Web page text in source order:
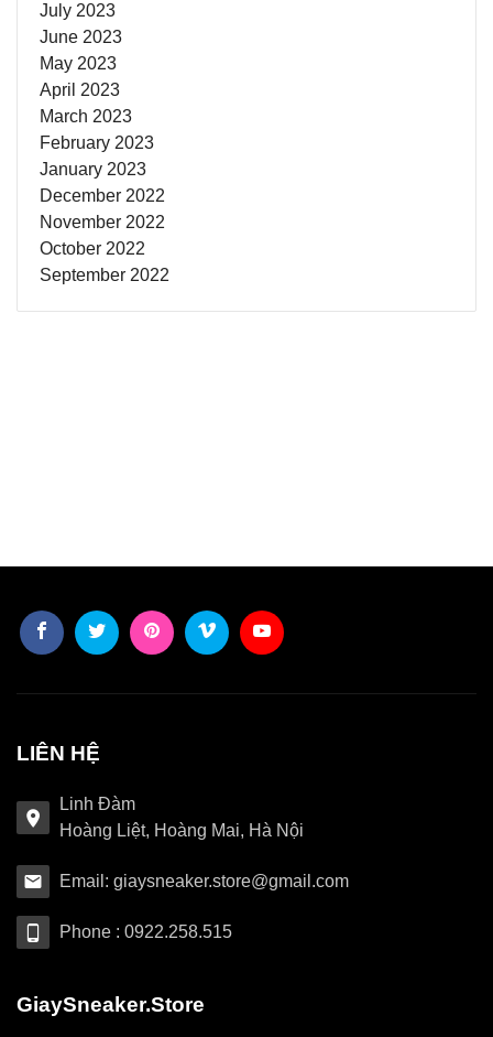
July 2023
June 2023
May 2023
April 2023
March 2023
February 2023
January 2023
December 2022
November 2022
October 2022
September 2022
LIÊN HỆ
Linh Đàm
Hoàng Liệt, Hoàng Mai, Hà Nội
Email: giaysneaker.store@gmail.com
Phone : 0922.258.515
GiaySneaker.Store